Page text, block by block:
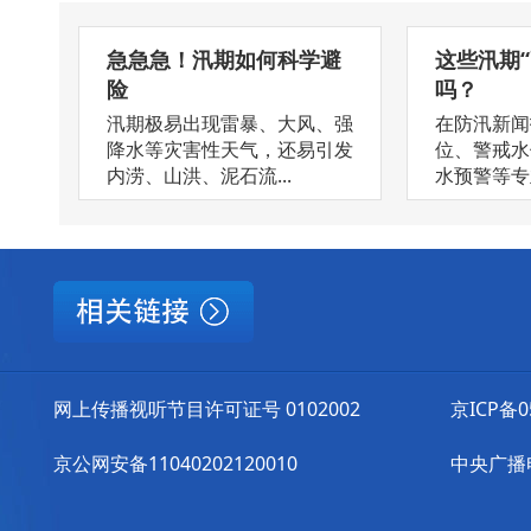
急急急！汛期如何科学避
险
汛期极易出现雷暴、大风、强
降水等灾害性天气，还易引发
内涝、山洪、泥石流...
这些汛期
吗？
在防汛新
位、警戒
水预警等
网上传播视听节目许可证号 0102002
京公网安备11040202120010
京ICP备
中央广